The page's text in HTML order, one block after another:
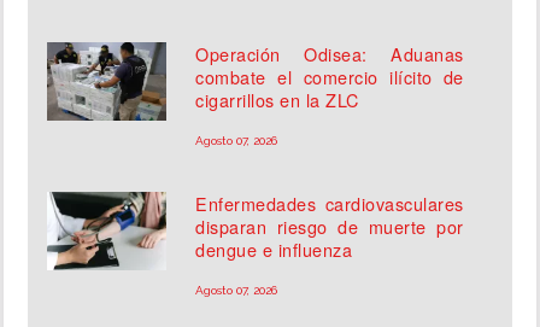
Operación Odisea: Aduanas
combate el comercio ilícito de
cigarrillos en la ZLC
Agosto 07, 2026
Enfermedades cardiovasculares
disparan riesgo de muerte por
dengue e influenza
Agosto 07, 2026